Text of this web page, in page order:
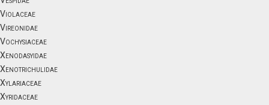
Violaceae
Vireonidae
Vochysiaceae
Xenodasyidae
Xenotrichulidae
Xylariaceae
Xyridaceae